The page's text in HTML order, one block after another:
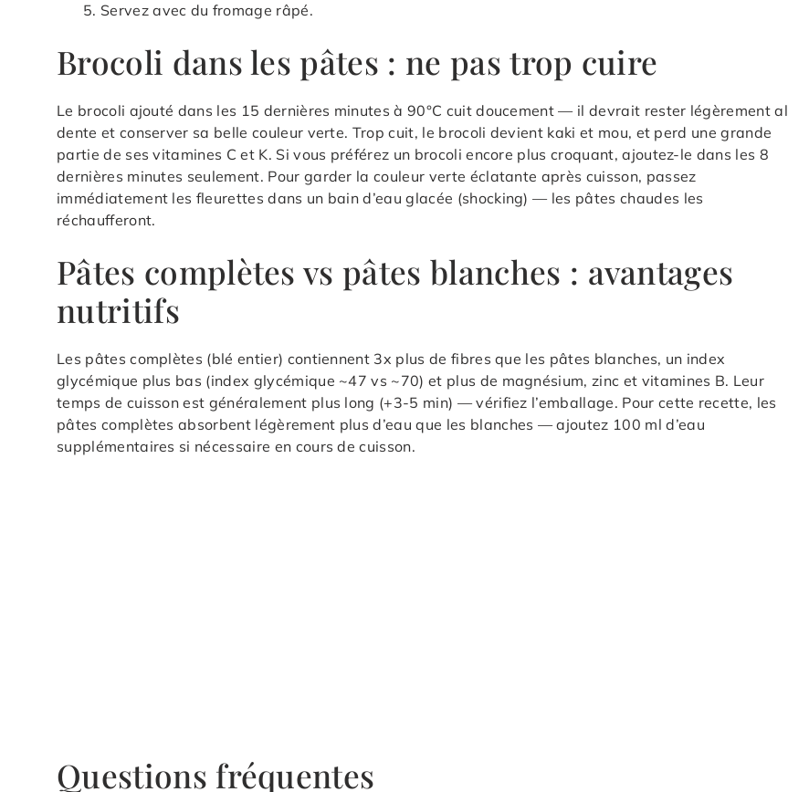
Servez avec du fromage râpé.
Brocoli dans les pâtes : ne pas trop cuire
Le brocoli ajouté dans les 15 dernières minutes à 90°C cuit doucement — il devrait rester légèrement al
dente et conserver sa belle couleur verte. Trop cuit, le brocoli devient kaki et mou, et perd une grande
partie de ses vitamines C et K. Si vous préférez un brocoli encore plus croquant, ajoutez-le dans les 8
dernières minutes seulement. Pour garder la couleur verte éclatante après cuisson, passez
immédiatement les fleurettes dans un bain d’eau glacée (shocking) — les pâtes chaudes les
réchaufferont.
Pâtes complètes vs pâtes blanches : avantages
nutritifs
Les pâtes complètes (blé entier) contiennent 3x plus de fibres que les pâtes blanches, un index
glycémique plus bas (index glycémique ~47 vs ~70) et plus de magnésium, zinc et vitamines B. Leur
temps de cuisson est généralement plus long (+3-5 min) — vérifiez l’emballage. Pour cette recette, les
pâtes complètes absorbent légèrement plus d’eau que les blanches — ajoutez 100 ml d’eau
supplémentaires si nécessaire en cours de cuisson.
Questions fréquentes